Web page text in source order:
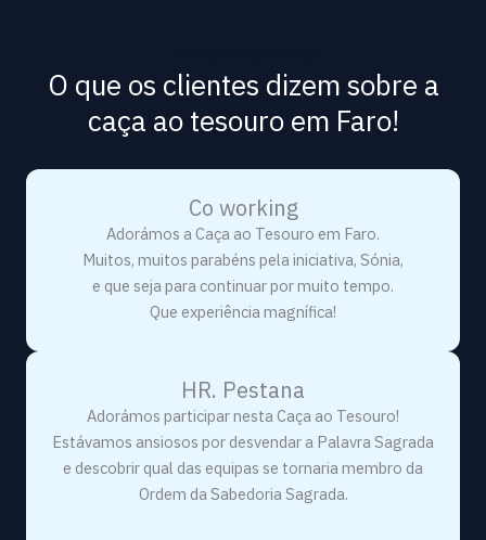
O que os clientes dizem sobre a
caça ao tesouro em Faro!
Co working
Adorámos a Caça ao Tesouro em Faro.
Muitos, muitos parabéns pela iniciativa, Sónia,
e que seja para continuar por muito tempo.
Que experiência magnífica!
HR. Pestana
Adorámos participar nesta Caça ao Tesouro!
Estávamos ansiosos por desvendar a Palavra Sagrada
e descobrir qual das equipas se tornaria membro da
Ordem da Sabedoria Sagrada.